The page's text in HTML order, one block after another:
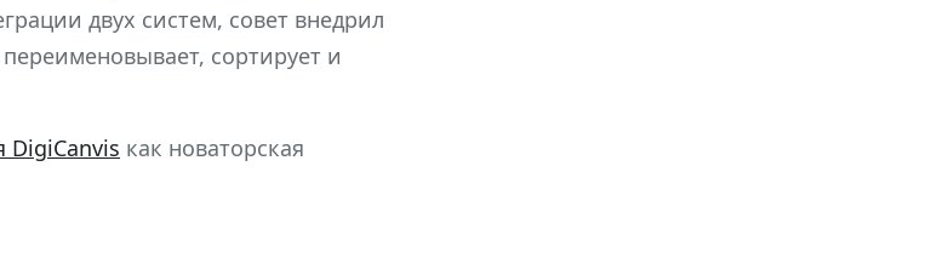
двух систем, совет внедрил
сортирует и
DigiCanvis как новаторская